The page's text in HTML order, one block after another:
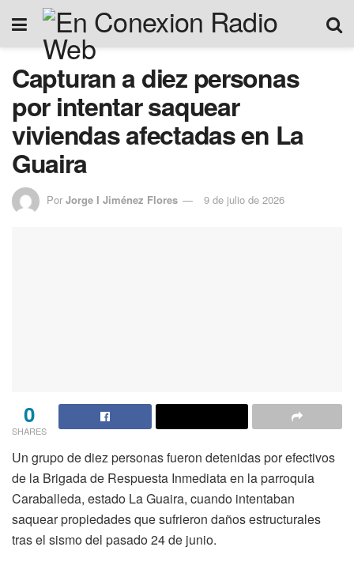
Capturan a diez personas
por intentar saquear
viviendas afectadas en La
Guaira
Por Jorge I Jiménez Flores 9 de julio de 2026
0
SHARES
Un grupo de diez personas fueron detenidas por efectivos
de la Brigada de Respuesta Inmediata en la parroquia
Caraballeda, estado La Guaira, cuando intentaban
saquear propiedades que sufrieron daños estructurales
tras el sismo del pasado 24 de junio.